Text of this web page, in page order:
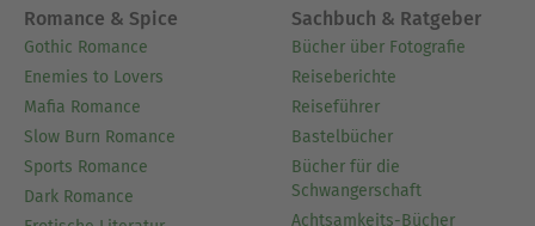
Romance & Spice
Gothic Romance
Enemies to Lovers
Mafia Romance
Slow Burn Romance
Sports Romance
Dark Romance
Sachbuch & Ratgeber
Bücher über Fotografie
Reiseberichte
Reiseführer
Bastelbücher
Bücher für die
Schwangerschaft
Achtsamkeits-Bücher